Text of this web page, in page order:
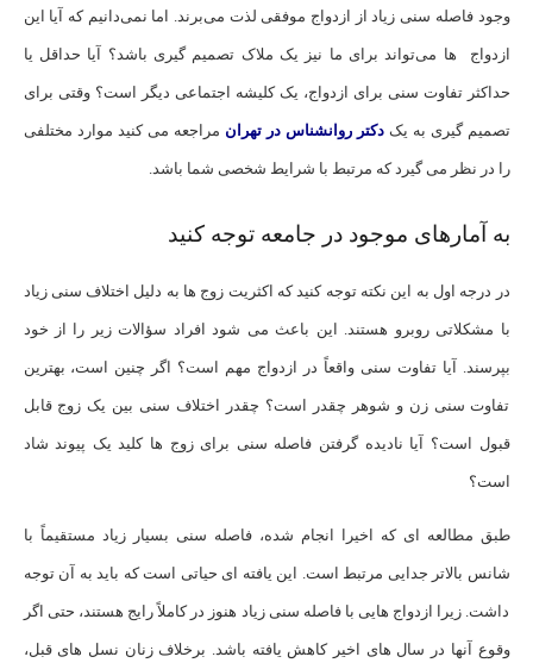
وجود فاصله سنی زیاد از ازدواج موفقی لذت می‌برند. اما نمی‌دانیم که آیا این
ازدواج ها می‌تواند برای ما نیز یک ملاک تصمیم گیری باشد؟ آیا حداقل یا
حداکثر تفاوت سنی برای ازدواج، یک کلیشه اجتماعی دیگر است؟ وقتی برای
تصمیم گیری به یکدکتر روانشناس در تهران مراجعه می کنید موارد مختلفی
را در نظر می گیرد که مرتبط با شرایط شخصی شما باشد.
به آمارهای موجود در جامعه توجه کنید
در درجه اول به این نکته توجه کنید که اکثریت زوج ها به دلیل اختلاف سنی زیاد
با مشکلاتی روبرو هستند. این باعث می شود افراد سؤالات زیر را از خود
بپرسند. آیا تفاوت سنی واقعاً در ازدواج مهم است؟ اگر چنین است، بهترین
تفاوت سنی زن و شوهر چقدر است؟ چقدر اختلاف سنی بین یک زوج قابل
قبول است؟ آیا نادیده گرفتن فاصله سنی برای زوج ها کلید یک پیوند شاد
است؟
طبق مطالعه ای که اخیرا انجام شده، فاصله سنی بسیار زیاد مستقیماً با
شانس بالاتر جدایی مرتبط است. این یافته‌ ای حیاتی است که باید به آن توجه
داشت. زیرا ازدواج ‌هایی با فاصله سنی زیاد هنوز در کاملاً رایج هستند، حتی اگر
وقوع آنها در سال های اخیر کاهش یافته باشد. برخلاف زنان نسل‌ های قبل،